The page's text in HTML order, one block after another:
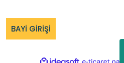
BAYİ GİRİŞİ